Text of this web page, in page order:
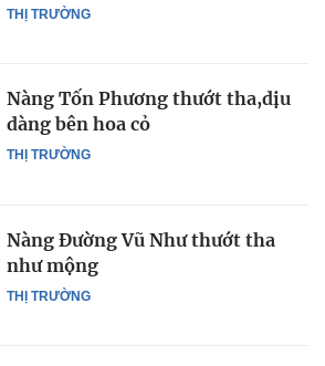
THỊ TRƯỜNG
THỊ TRƯỜNG
Nàng Tốn Phương thướt tha,dịu
dàng bên hoa cỏ
THỊ TRƯỜNG
Nàng Đường Vũ Như thướt tha
như mộng